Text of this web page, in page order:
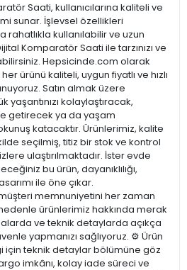
Saati, kullanıcılarına kaliteli ve
sunar. İşlevsel özellikleri
kullanılabilir ve uzun
Komparatör Saati ile tarzınızı ve
Hepsicinde.com olarak
ürünü kaliteli, uygun fiyatlı ve hızlı
Satın almak üzere
yaşantınızı kolaylaştıracak,
getirecek ya da yaşam
katacaktır. Ürünlerimiz, kalite
seçilmiş, titiz bir stok ve kontrol
ulaştırılmaktadır. İster evde
bu ürün, dayanıklılığı,
ile öne çıkar.
memnuniyetini her zaman
ürünlerimiz hakkında merak
ve teknik detaylarda açıkça
yapmanızı sağlıyoruz. ⚙️ Ürün
için teknik detaylar bölümüne göz
imkânı, kolay iade süreci ve